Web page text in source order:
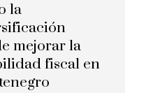
la
mejorar la
fiscal en